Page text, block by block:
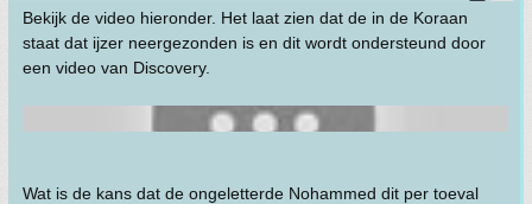
Bekijk de video hieronder. Het laat zien dat de in de Koraan
staat dat ijzer neergezonden is en dit wordt ondersteund door
een video van Discovery.
Wat is de kans dat de ongeletterde Nohammed dit per toeval